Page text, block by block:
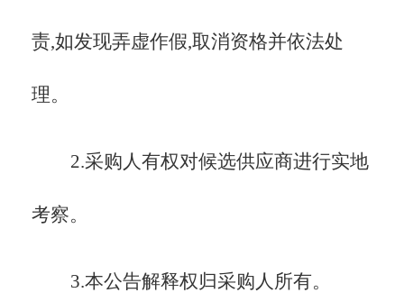
责,如发现弄虚作假,取消资格并依法处
理。
2.采购人有权对候选供应商进行实地
考察。
3.本公告解释权归采购人所有。